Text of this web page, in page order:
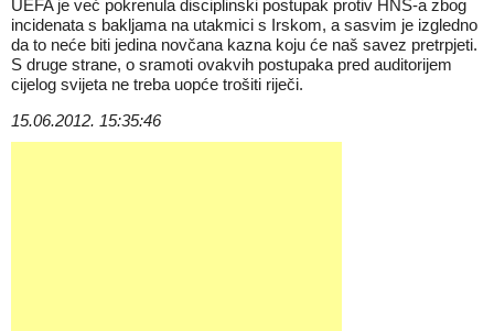
UEFA je već pokrenula disciplinski postupak protiv HNS-a zbog
incidenata s bakljama na utakmici s Irskom, a sasvim je izgledno
da to neće biti jedina novčana kazna koju će naš savez pretrpjeti.
S druge strane, o sramoti ovakvih postupaka pred auditorijem
cijelog svijeta ne treba uopće trošiti riječi.
15.06.2012. 15:35:46